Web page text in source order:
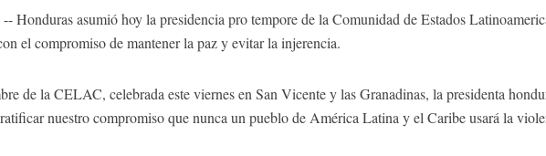
asumió hoy la presidencia pro tempore de la Comunidad de Estados
el compromiso de mantener la paz y evitar la injerencia.
de la CELAC, celebrada este viernes en San Vicente y las Granadinas, la presidenta
nuestro compromiso que nunca un pueblo de América Latina y el Caribe usará la